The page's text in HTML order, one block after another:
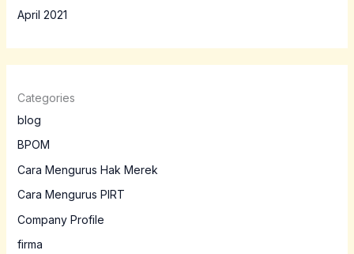
April 2021
Categories
blog
BPOM
Cara Mengurus Hak Merek
Cara Mengurus PIRT
Company Profile
firma